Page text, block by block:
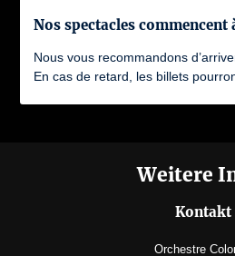
Nos spectacles commencent
Nous vous recommandons
En cas de retard, les billets
Weitere
Kontakt
Orchestre